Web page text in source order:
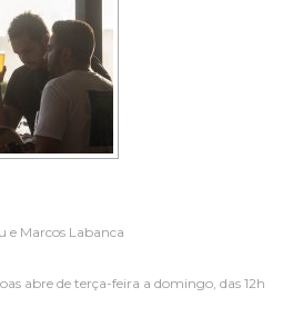
e Marcos Labanca
abre de terça-feira a domingo, das 12h